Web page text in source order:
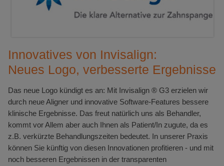
Innovatives von Invisalign:
Neues Logo, verbesserte Ergebnisse
Das neue Logo kündigt es an: Mit Invisalign ® G3 erzielen wir
durch neue Aligner und innovative Software-Features bessere
klinische Ergebnisse. Das freut natürlich uns als Behandler,
kommt vor Allem aber auch Ihnen als Patient/In zugute, da es
z.B. verkürzte Behandlungszeiten bedeutet. In unserer Praxis
können Sie künftig von diesen Innovationen profitieren - und mit
noch besseren Ergebnissen in der transparenten